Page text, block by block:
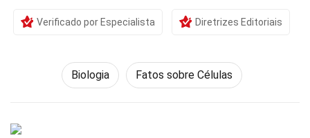
Verificado por Especialista Diretrizes Editoriais
Biologia Fatos sobre Células